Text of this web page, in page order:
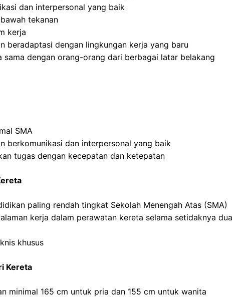
dan interpersonal yang baik
tekanan
kerja
beradaptasi dengan lingkungan kerja yang baru
sama dengan orang-orang dari berbagai latar belakang
SMA
berkomunikasi dan interpersonal yang baik
tugas dengan kecepatan dan ketepatan
paling rendah tingkat Sekolah Menengah Atas (SMA)
kerja dalam perawatan kereta selama setidaknya dua
khusus
Kereta
minimal 165 cm untuk pria dan 155 cm untuk wanita